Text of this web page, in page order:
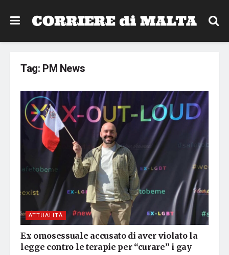
Tag: PM News
ATTUALITÀ
Ex omosessuale accusato di aver violato la
legge contro le terapie per “curare” i gay